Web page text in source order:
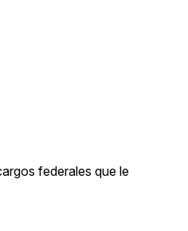
federales que le